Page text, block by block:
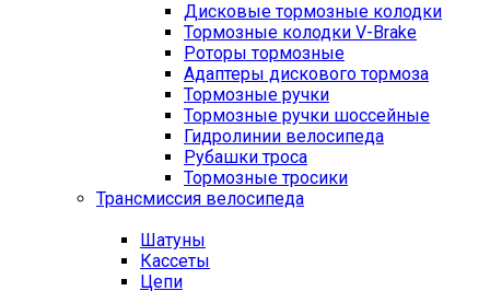
Дисковые тормозные колодки
Тормозные колодки V-Brake
Роторы тормозные
Адаптеры дискового тормоза
Тормозные ручки
Тормозные ручки шоссейные
Гидролинии велосипеда
Рубашки троса
Тормозные тросики
Трансмиссия велосипеда
Шатуны
Кассеты
Цепи